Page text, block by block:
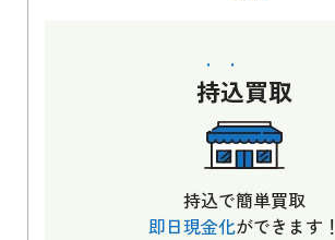
持込買取
持込で簡単買取
即日現金化ができます！